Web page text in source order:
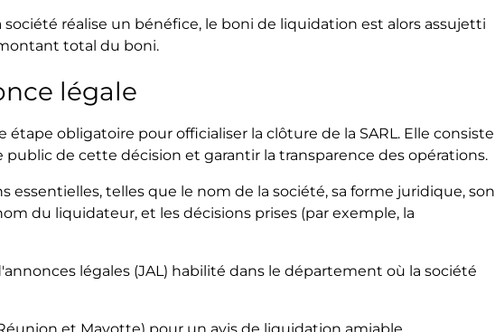
société réalise un bénéfice, le boni de liquidation est alors assujetti
total du boni.
légale
étape obligatoire pour officialiser la clôture de la SARL. Elle consiste
de cette décision et garantir la transparence des opérations.
essentielles, telles que le nom de la société, sa forme juridique, son
du liquidateur, et les décisions prises (par exemple, la
légales (JAL) habilité dans le département où la société